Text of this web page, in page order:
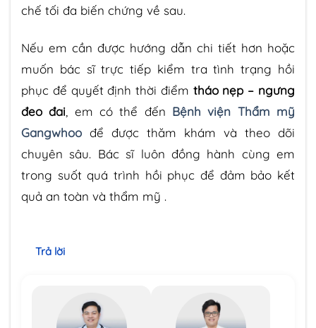
chế tối đa biến chứng về sau.
Nếu em cần được hướng dẫn chi tiết hơn hoặc
muốn bác sĩ trực tiếp kiểm tra tình trạng hồi
phục để quyết định thời điểm tháo nẹp – ngưng
đeo đai , em có thể đến Bệnh viện Thẩm mỹ
Gangwhoo để được thăm khám và theo dõi
chuyên sâu. Bác sĩ luôn đồng hành cùng em
trong suốt quá trình hồi phục để đảm bảo kết
quả an toàn và thẩm mỹ .
Trả lời